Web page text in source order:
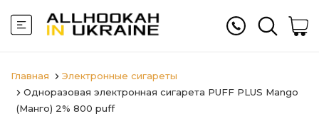
Главная
Электронные сигареты
Одноразовая электронная сигарета PUFF PLUS Mango
(Манго) 2% 800 puff